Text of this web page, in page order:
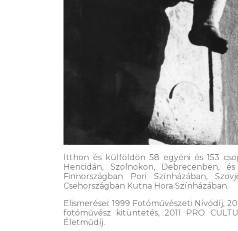
Itthon és külföldön 58 egyéni és 153
Hencidán, Szolnokon, Debrecenben,
Finnországban Pori Színházában,
Csehországban Kutna Hora Színházában.
Elismerései: 1999 Fotóművészeti Nívódíj,
fotóművész kitüntetés, 2011 PRO
Életműdíj.